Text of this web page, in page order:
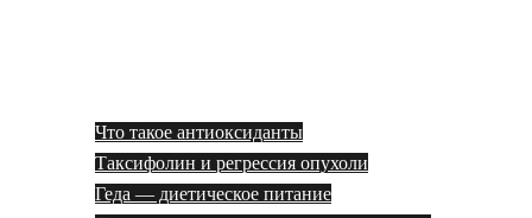
Что такое антиоксиданты
Таксифолин и регрессия опухоли
Геда — диетическое питание